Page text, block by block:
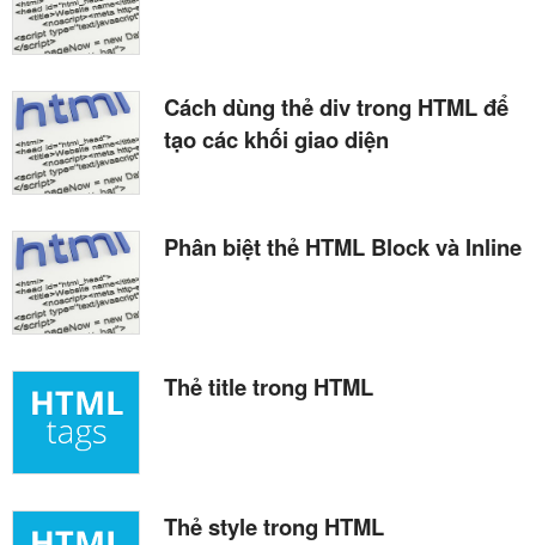
Cách dùng thẻ div trong HTML để
tạo các khối giao diện
Phân biệt thẻ HTML Block và Inline
Thẻ title trong HTML
Thẻ style trong HTML